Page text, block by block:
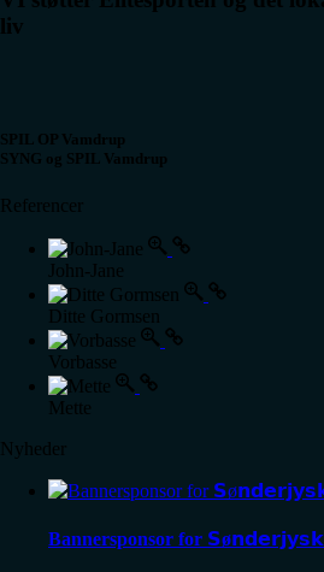
liv
SPIL OP Vamdrup
SYNG og SPIL Vamdrup
Referencer
John-Jane
Ditte Gormsen
Vorbasse
Mette
Nyheder
Bannersponsor for